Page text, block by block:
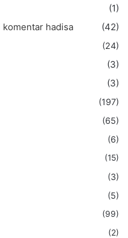
(1)
hadisa
(42)
(24)
(3)
(3)
(197)
(65)
(6)
(15)
(3)
(5)
(99)
(2)